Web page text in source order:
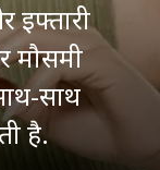
मौसमी
साथ
स्किन भी अंदर से हेल्दी रहती है.